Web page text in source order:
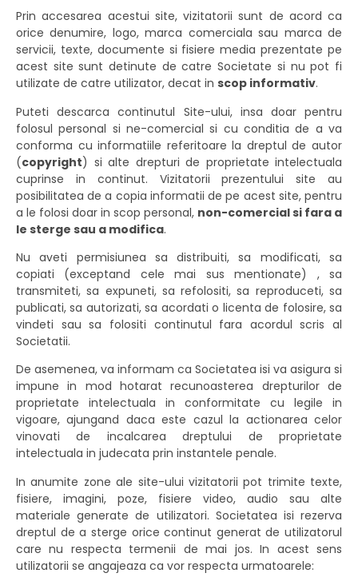
Prin accesarea acestui site, vizitatorii sunt de acord ca
orice denumire, logo, marca comerciala sau marca de
servicii, texte, documente si fisiere media prezentate pe
acest site sunt detinute de catre Societate si nu pot fi
utilizate de catre utilizator, decat in scop informativ.
Puteti descarca continutul Site-ului, insa doar pentru
folosul personal si ne-comercial si cu conditia de a va
conforma cu informatiile referitoare la dreptul de autor
(copyright) si alte drepturi de proprietate intelectuala
cuprinse in continut. Vizitatorii prezentului site au
posibilitatea de a copia informatii de pe acest site, pentru
a le folosi doar in scop personal, non-comercial si fara a
le sterge sau a modifica.
Nu aveti permisiunea sa distribuiti, sa modificati, sa
copiati (exceptand cele mai sus mentionate) , sa
transmiteti, sa expuneti, sa refolositi, sa reproduceti, sa
publicati, sa autorizati, sa acordati o licenta de folosire, sa
vindeti sau sa folositi continutul fara acordul scris al
Societatii.
De asemenea, va informam ca Societatea isi va asigura si
impune in mod hotarat recunoasterea drepturilor de
proprietate intelectuala in conformitate cu legile in
vigoare, ajungand daca este cazul la actionarea celor
vinovati de incalcarea dreptului de proprietate
intelectuala in judecata prin instantele penale.
In anumite zone ale site-ului vizitatorii pot trimite texte,
fisiere, imagini, poze, fisiere video, audio sau alte
materiale generate de utilizatori. Societatea isi rezerva
dreptul de a sterge orice continut generat de utilizatorul
care nu respecta termenii de mai jos. In acest sens
utilizatorii se angajeaza ca vor respecta urmatoarele: